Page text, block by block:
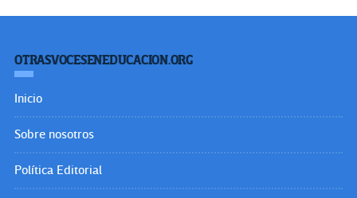
OTRASVOCESENEDUCACION.ORG
Inicio
Sobre nosotros
Política Editorial